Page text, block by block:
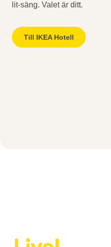
lit-säng. Valet är ditt.
Till IKEA Hotell